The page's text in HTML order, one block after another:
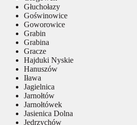
Głuchołazy
Goświnowice
Goworowice
Grabin
Grabina
Gracze
Hajduki Nyskie
Hanuszów
Iława
Jagielnica
Jarnołtów
Jarnołtówek
Jasienica Dolna
Jędrzychów